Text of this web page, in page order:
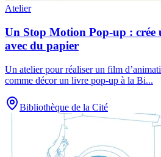
Atelier
Un Stop Motion Pop-up : crée
avec du papier
Un atelier pour réaliser un film
comme décor un livre pop-up à la Bi...
Bibliothèque de la Cité